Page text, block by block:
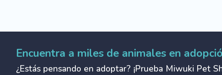
Encuentra a miles de animales en
¿Estás pensando en adoptar? ¡Prueba Miwuki Pet